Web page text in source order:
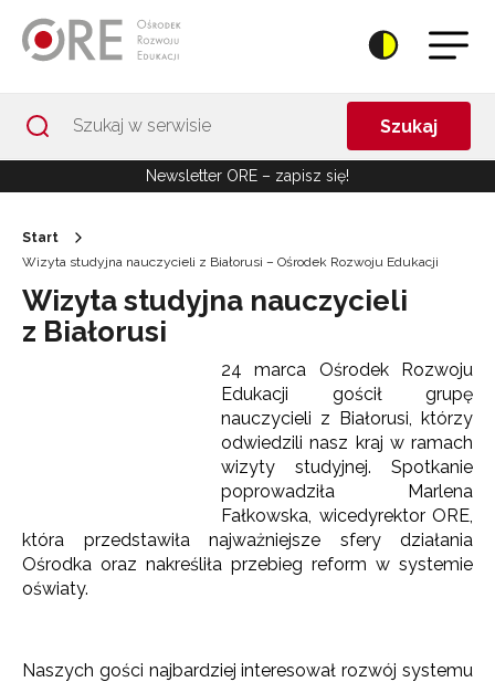
Szukaj
Newsletter ORE – zapisz się!
Start
Wizyta studyjna nauczycieli z Białorusi – Ośrodek Rozwoju Edukacji
Wizyta studyjna nauczycieli
z Białorusi
24 marca Ośrodek Rozwoju
Edukacji gościł grupę
nauczycieli z Białorusi, którzy
odwiedzili nasz kraj w ramach
wizyty studyjnej. Spotkanie
poprowadziła Marlena
Fałkowska, wicedyrektor ORE,
która przedstawiła najważniejsze sfery działania
Ośrodka oraz nakreśliła przebieg reform w systemie
oświaty.
Naszych gości najbardziej interesował rozwój systemu